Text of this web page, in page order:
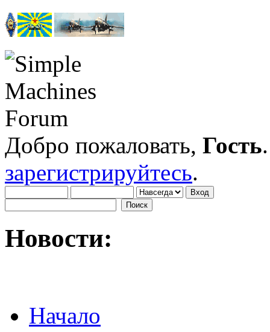
Добро пожаловать, Гость
зарегистрируйтесь.
Новости:
Начало